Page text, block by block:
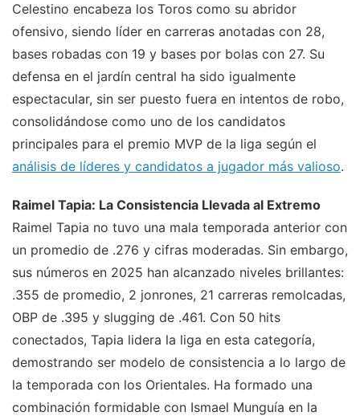
Celestino encabeza los Toros como su abridor
ofensivo, siendo líder en carreras anotadas con 28,
bases robadas con 19 y bases por bolas con 27. Su
defensa en el jardín central ha sido igualmente
espectacular, sin ser puesto fuera en intentos de robo,
consolidándose como uno de los candidatos
principales para el premio MVP de la liga según el
análisis de líderes y candidatos a jugador más valioso.
Raimel Tapia: La Consistencia Llevada al Extremo
Raimel Tapia no tuvo una mala temporada anterior con
un promedio de .276 y cifras moderadas. Sin embargo,
sus números en 2025 han alcanzado niveles brillantes:
.355 de promedio, 2 jonrones, 21 carreras remolcadas,
OBP de .395 y slugging de .461. Con 50 hits
conectados, Tapia lidera la liga en esta categoría,
demostrando ser modelo de consistencia a lo largo de
la temporada con los Orientales. Ha formado una
combinación formidable con Ismael Munguía en la